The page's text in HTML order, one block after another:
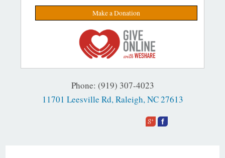
Make a Donation
Phone: (919) 307-4023
11701 Leesville Rd, Raleigh, NC 27613